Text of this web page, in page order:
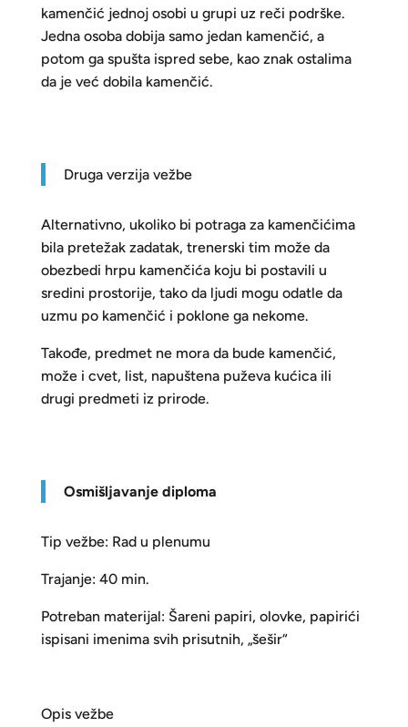
kamenčić jednoj osobi u grupi uz reči podrške.
Jedna osoba dobija samo jedan kamenčić, a
potom ga spušta ispred sebe, kao znak ostalima
da je već dobila kamenčić.
Druga verzija vežbe
Alternativno, ukoliko bi potraga za kamenčićima
bila pretežak zadatak, trenerski tim može da
obezbedi hrpu kamenčića koju bi postavili u
sredini prostorije, tako da ljudi mogu odatle da
uzmu po kamenčić i poklone ga nekome.
Takođe, predmet ne mora da bude kamenčić,
može i cvet, list, napuštena puževa kućica ili
drugi predmeti iz prirode.
Osmišljavanje diploma
Tip vežbe: Rad u plenumu
Trajanje: 40 min.
Potreban materijal: Šareni papiri, olovke, papirići
ispisani imenima svih prisutnih, „šešir“
Opis vežbe